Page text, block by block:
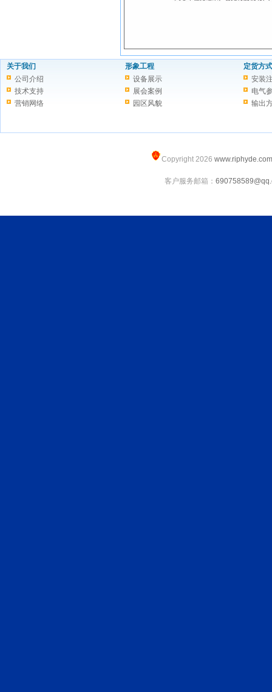
关于我们
公司介绍
技术支持
营销网络
形象工程
设备展示
展会案例
园区风貌
定货方式
安装
电气
输出
Copyright 2026 www.riphyde.com
客户服务邮箱：